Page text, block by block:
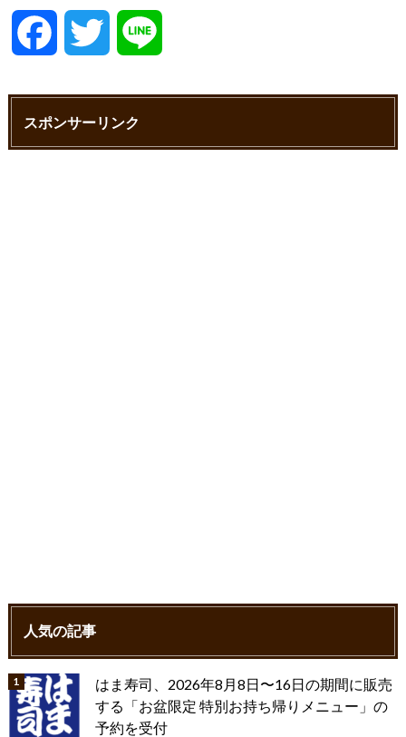
c i
スポンサーリンク
人気の記事
はま寿司、2026年8月8日〜16日の期間に販売
する「お盆限定 特別お持ち帰りメニュー」の
予約を受付